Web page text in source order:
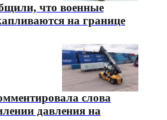
что военные
на границе
слова
давления на